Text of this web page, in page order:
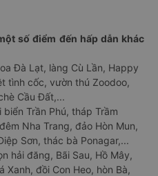
số điểm đến hấp dẫn khác
Đà Lạt, làng Cù Lần, Happy
tình cốc, vườn thú Zoodoo,
Cầu Đất,...
biển Trần Phú, tháp Trầm
Nha Trang, đảo Hòn Mun,
Sơn, thác bà Ponagar,...
hải đăng, Bãi Sau, Hồ Mây,
Xanh, đồi Con Heo, hòn Bà,